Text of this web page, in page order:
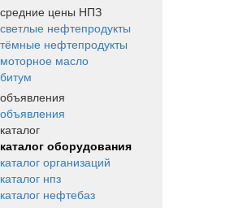
средние цены НПЗ
светлые нефтепродукты
тёмные нефтепродукты
моторное масло
битум
объявления
объявления
каталог
каталог оборудования
каталог организаций
каталог нпз
каталог нефтебаз